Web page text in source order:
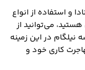
و استفاده از انواع
می‌توانید از
در این زمینه
کاری خود و